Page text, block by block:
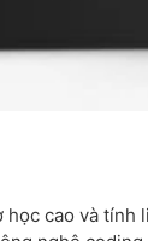
cao và